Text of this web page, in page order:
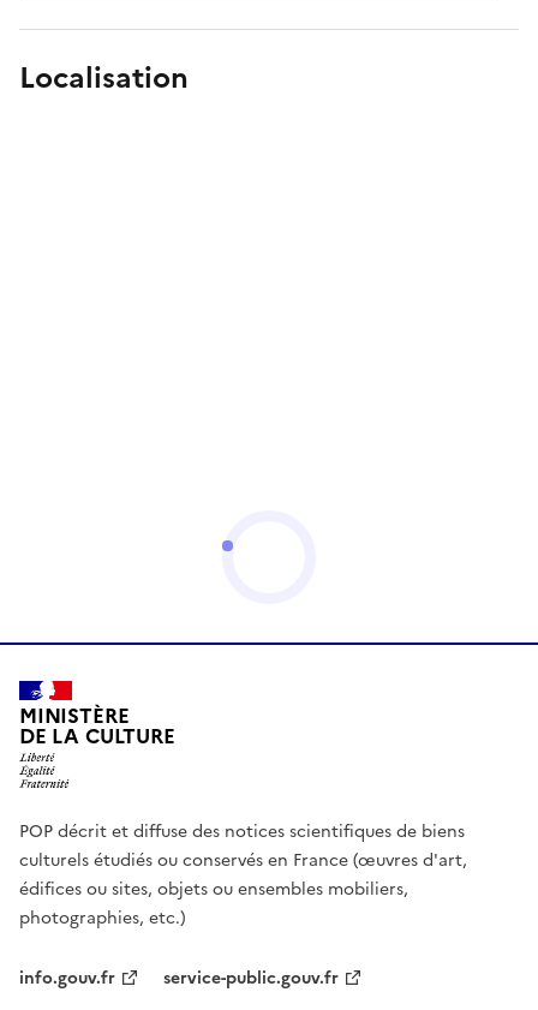
Localisation
MINISTÈRE
DE LA CULTURE
POP décrit et diffuse des notices scientifiques de biens
culturels étudiés ou conservés en France (œuvres d'art,
édifices ou sites, objets ou ensembles mobiliers,
photographies, etc.)
info.gouv.fr service-public.gouv.fr